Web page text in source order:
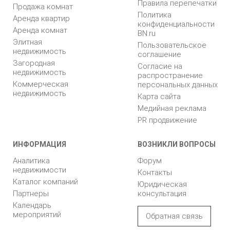
Продажа комнат
Аренда квартир
Аренда комнат
Элитная
недвижимость
Загородная
недвижимость
Коммерческая
недвижимость
Правила перепечатки
Политика
конфиденциальности
BN.ru
Пользовательское
соглашение
Согласие на
распространение
персональных данных
Карта сайта
Медийная реклама
PR продвижение
ИНФОРМАЦИЯ
Аналитика
недвижимости
Каталог компаний
Партнеры
Календарь
мероприятий
ВОЗНИКЛИ ВОПРОСЫ
Форум
Контакты
Юридическая
консультация
Обратная связь